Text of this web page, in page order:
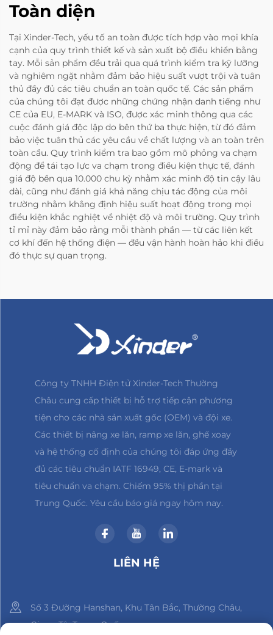
Toàn diện
Tại Xinder-Tech, yếu tố an toàn được tích hợp vào mọi khía
cạnh của quy trình thiết kế và sản xuất bộ điều khiển bằng
tay. Mỗi sản phẩm đều trải qua quá trình kiểm tra kỹ lưỡng
và nghiêm ngặt nhằm đảm bảo hiệu suất vượt trội và tuân
thủ đầy đủ các tiêu chuẩn an toàn quốc tế. Các sản phẩm
của chúng tôi đạt được những chứng nhận danh tiếng như
CE của EU, E-MARK và ISO, được xác minh thông qua các
cuộc đánh giá độc lập do bên thứ ba thực hiện, từ đó đảm
bảo việc tuân thủ các yêu cầu về chất lượng và an toàn trên
toàn cầu. Quy trình kiểm tra bao gồm mô phỏng va chạm
động để tái tạo lực va chạm trong điều kiện thực tế, đánh
giá độ bền qua 10.000 chu kỳ nhằm xác minh độ tin cậy lâu
dài, cũng như đánh giá khả năng chịu tác động của môi
trường nhằm khẳng định hiệu suất hoạt động trong mọi
điều kiện khắc nghiệt về nhiệt độ và môi trường. Quy trình
tỉ mỉ này đảm bảo rằng mỗi thành phần — từ các liên kết
cơ khí đến hệ thống điện — đều vận hành hoàn hảo khi điều
đó thực sự quan trọng.
Công ty TNHH Điện tử Xinder-Tech Thường
Châu cung cấp thiết bị hỗ trợ tiếp cận phương
tiện cho các nhà sản xuất gốc (OEM) và đội xe.
Các thiết bị nâng xe lăn, ramp xe lăn, ghế xoay
và hệ thống cố định của chúng tôi đáp ứng đầy
đủ các tiêu chuẩn IATF 16949, CE, E-mark và
tiêu chuẩn va chạm. Chiếm 95% thị phần tại
Trung Quốc. Yêu cầu báo giá ngay hôm nay.
LIÊN HỆ
Số 3 Đường Hanshan, Khu Tân Bắc, Thường Châu,
Giang Tô, Trung Quốc